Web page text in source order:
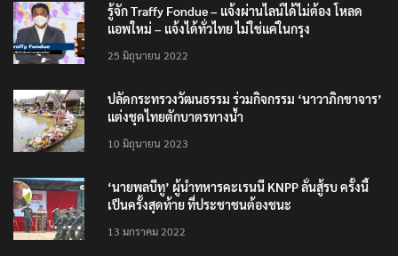
แอพใหม่ – แจ้งได้ทั่วไทย ไม่ใช่แค่ในกรุง
25 มิถุนายน 2022
แต่งชุดไทยตักบาตรทางน้ำ
10 มิถุนายน 2023
เป็นครั้งสุดท้าย ที่ประชาชนต้องชนะ
13 มกราคม 2022